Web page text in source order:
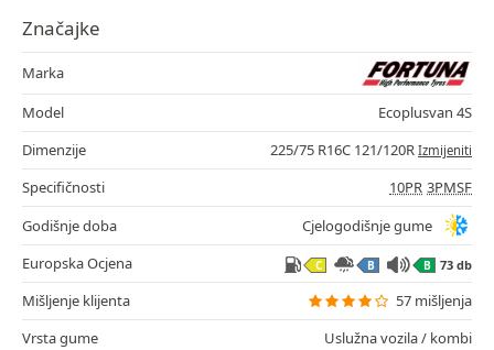
Značajke
Marka
Model
Ecoplusvan 4S
Dimenzije
225/75 R16C 121/120R Izmijeniti
Specifičnosti 10PR 3PMSF
Godišnje doba
Cjelogodišnje gume
Europska Ocjena
C B B 73 db
Mišljenje klijenta
57 mišljenja
Vrsta gume
Uslužna vozila / kombi